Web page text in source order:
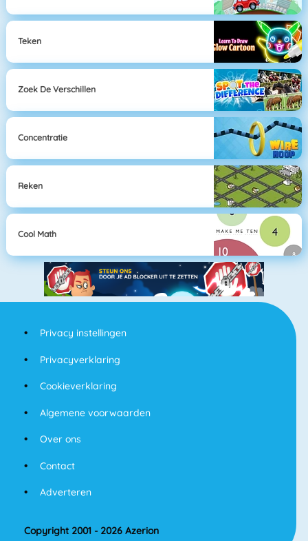
Teken
Zoek De Verschillen
Concentratie
Reken
Cool Math
Privacy instellingen
Privacyverklaring
Cookieverklaring
Algemene voorwaarden
Over ons
Contact
Adverteren
Copyright 2001 - 2026 Azerion